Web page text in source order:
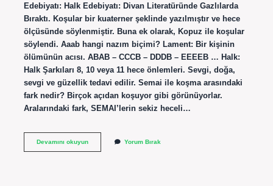
Edebiyatı: Halk Edebiyatı: Divan Literatüründe Gazlılarda
Bıraktı. Koşular bir kuaterner şeklinde yazılmıştır ve hece
ölçüsünde söylenmiştir. Buna ek olarak, Kopuz ile koşular
söylendi. Aaab hangi nazım biçimi? Lament: Bir kişinin
ölümünün acısı. ABAB – CCCB – DDDB – EEEEB … Halk:
Halk Şarkıları 8, 10 veya 11 hece önlemleri. Sevgi, doğa,
sevgi ve güzellik tedavi edilir. Semai ile koşma arasındaki
fark nedir? Birçok açıdan koşuyor gibi görünüyorlar.
Aralarındaki fark, SEMAI’lerin sekiz heceli…
Devamını okuyunKoşma
Yorum Bırak